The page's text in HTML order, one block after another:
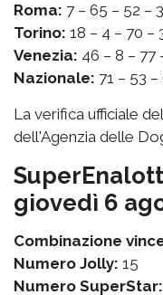
Roma: 7 – 65 – 52 –
Torino: 18 – 4 – 70 –
Venezia: 46 – 8 – 77
Nazionale: 71 – 53
La verifica ufficiale
dell'Agenzia delle
giovedì 6
Combinazione
Numero Jolly: 15
Numero SuperStar: